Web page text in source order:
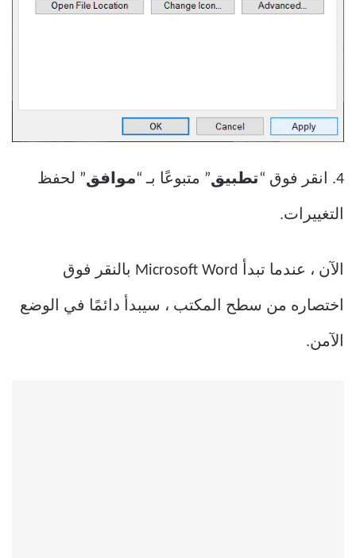
4. انقر فوق “ تطبيق” متبوعًا بـ “موافق” لحفظ
التغييرات.
الآن ، عندما تبدأ Microsoft Word بالنقر فوق
اختصاره من سطح المكتب ، سيبدأ دائمًا في الوضع
الآمن.